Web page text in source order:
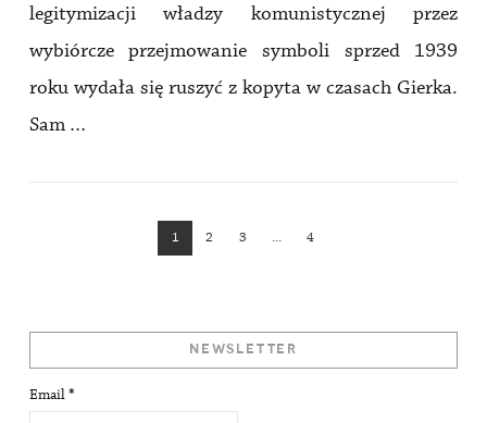
legitymizacji władzy komunistycznej przez
wybiórcze przejmowanie symboli sprzed 1939
roku wydała się ruszyć z kopyta w czasach Gierka.
Sam …
1 2 3 ... 4
NEWSLETTER
Email*